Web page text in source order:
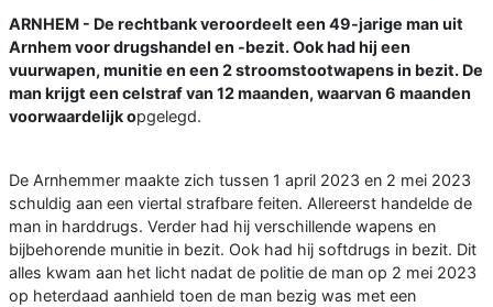
ARNHEM - De rechtbank veroordeelt een 49-jarige man uit
Arnhem voor drugshandel en -bezit. Ook had hij een
vuurwapen, munitie en een 2 stroomstootwapens in bezit. De
man krijgt een celstraf van 12 maanden, waarvan 6 maanden
voorwaardelijk opgelegd.
De Arnhemmer maakte zich tussen 1 april 2023 en 2 mei 2023
schuldig aan een viertal strafbare feiten. Allereerst handelde de
man in harddrugs. Verder had hij verschillende wapens en
bijbehorende munitie in bezit. Ook had hij softdrugs in bezit. Dit
alles kwam aan het licht nadat de politie de man op 2 mei 2023
op heterdaad aanhield toen de man bezig was met een